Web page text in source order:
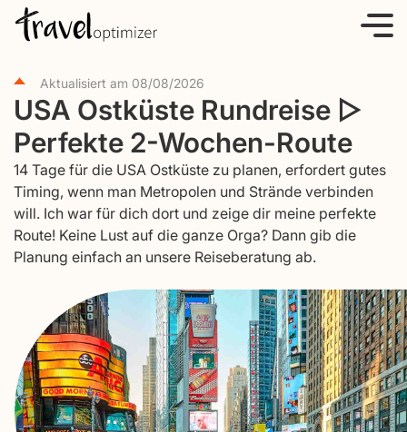
Aktualisiert am 08/08/2026
USA Ostküste Rundreise ▷
Perfekte 2-Wochen-Route
14 Tage für die USA Ostküste zu planen, erfordert gutes
Timing, wenn man Metropolen und Strände verbinden
will. Ich war für dich dort und zeige dir meine perfekte
Route! Keine Lust auf die ganze Orga? Dann gib die
Planung einfach an unsere Reiseberatung ab.